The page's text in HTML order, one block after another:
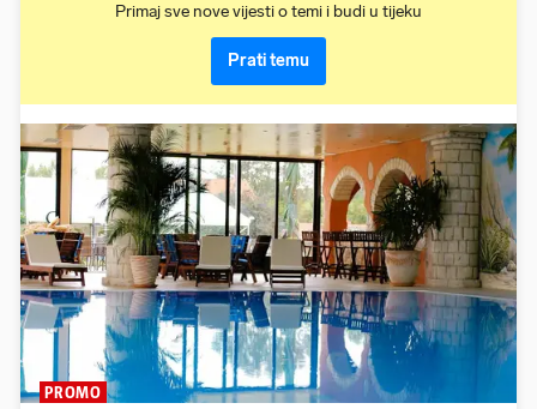
Primaj sve nove vijesti o temi i budi u tijeku
Prati temu
PROMO